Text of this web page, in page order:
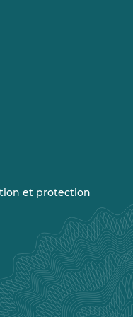
et protection